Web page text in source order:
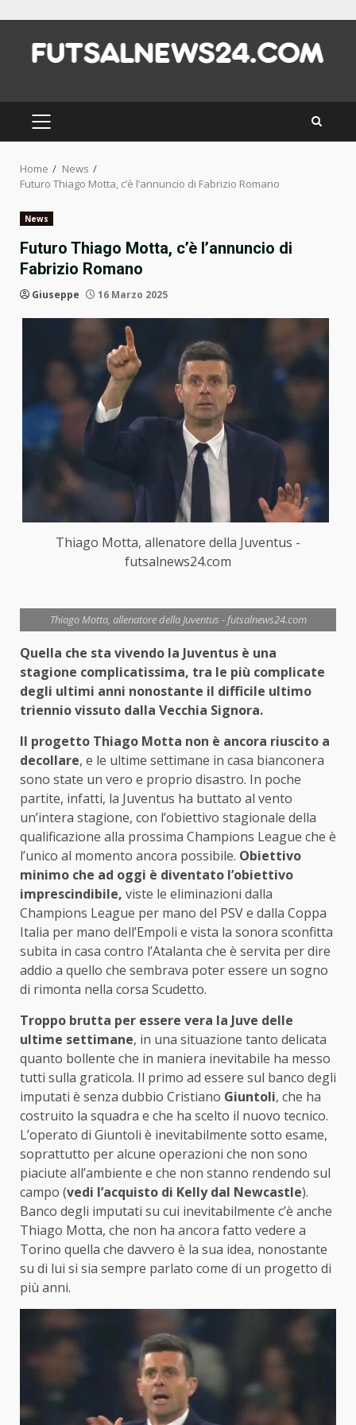
content
PRIMARY
MENU
Home
News
Futuro Thiago Motta, c’è l’annuncio di Fabrizio Romano
News
Futuro Thiago Motta, c’è l’annuncio di
Fabrizio Romano
Giuseppe 16 Marzo 2025
Thiago Motta, allenatore della Juventus -
futsalnews24.com
Thiago Motta, allenatore della Juventus - futsalnews24.com
Quella che sta vivendo la Juventus è una
stagione complicatissima, tra le più complicate
degli ultimi anni nonostante il difficile ultimo
triennio vissuto dalla Vecchia Signora.
Il progetto Thiago Motta non è ancora riuscito a
decollare, e le ultime settimane in casa bianconera
sono state un vero e proprio disastro. In poche
partite, infatti, la Juventus ha buttato al vento
un’intera stagione, con l’obiettivo stagionale della
qualificazione alla prossima Champions League che è
l’unico al momento ancora possibile. Obiettivo
minimo che ad oggi è diventato l’obiettivo
imprescindibile, viste le eliminazioni dalla
Champions League per mano del PSV e dalla Coppa
Italia per mano dell’Empoli e vista la sonora sconfitta
subita in casa contro l’Atalanta che è servita per dire
addio a quello che sembrava poter essere un sogno
di rimonta nella corsa Scudetto.
Troppo brutta per essere vera la Juve delle
ultime settimane, in una situazione tanto delicata
quanto bollente che in maniera inevitabile ha messo
tutti sulla graticola. Il primo ad essere sul banco degli
imputati è senza dubbio Cristiano Giuntoli, che ha
costruito la squadra e che ha scelto il nuovo tecnico.
L’operato di Giuntoli è inevitabilmente sotto esame,
soprattutto per alcune operazioni che non sono
piaciute all’ambiente e che non stanno rendendo sul
campo (vedi l’acquisto di Kelly dal Newcastle).
Banco degli imputati su cui inevitabilmente c’è anche
Thiago Motta, che non ha ancora fatto vedere a
Torino quella che davvero è la sua idea, nonostante
su di lui si sia sempre parlato come di un progetto di
più anni.